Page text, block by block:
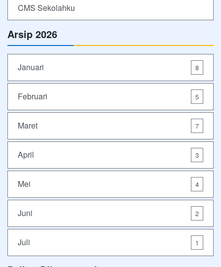
CMS Sekolahku
Arsip 2026
Januari 8
Februari 5
Maret 7
April 3
Mei 4
Juni 2
Juli 1